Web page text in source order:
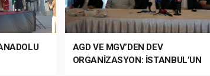
AGD VE MGV’DEN DEV
ORGANİZASYON: İSTANBUL’UN